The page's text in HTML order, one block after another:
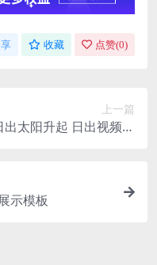
收藏 点赞(0)
上一篇
太阳升起 日出视频素
示模板